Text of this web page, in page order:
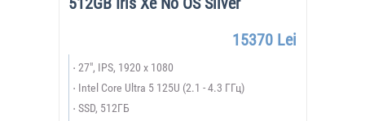
15370 Lei
27", IPS, 1920 x 1080
Intel Core Ultra 5 125U (2.1 - 4.3 ГГц)
SSD, 512ГБ